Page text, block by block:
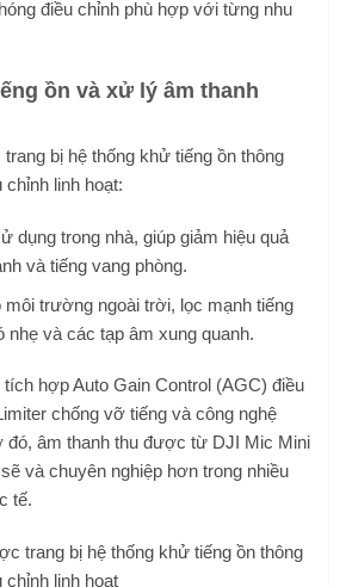
ồn và xử lý âm thanh
bị hệ thống khử tiếng ồn thông
linh hoạt:
dụng trong nhà, giúp giảm hiệu quả
và tiếng vang phòng.
môi trường ngoài trời, lọc mạnh tiếng
nhẹ và các tạp âm xung quanh.
tích hợp Auto Gain Control (AGC) điều
chống vỡ tiếng và công nghệ
đó, âm thanh thu được từ DJI Mic Mini
và chuyên nghiệp hơn trong nhiều
tế.